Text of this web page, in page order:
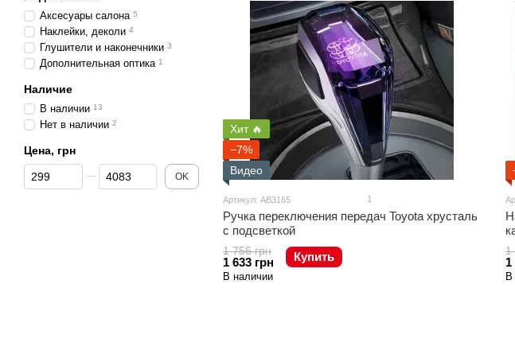
Хит 🔥
−7%
Видео
Артикул: AB3165 1
Ручка переключения передач Toyota хрусталь
с подсветкой
1 756 грн
1 633 грн Купить
В наличии
1
1
В
Аксесуары салона 5
Наклейки, деколи 4
Глушители и наконечники 3
Дополнительная оптика 1
Наличие
В наличии 13
Нет в наличии 2
Цена, грн
От Цена, грн
До Цена, грн OK